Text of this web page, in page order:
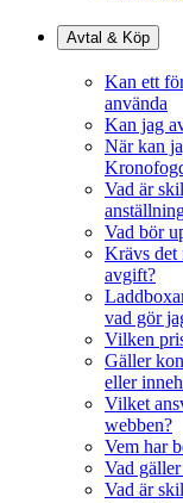
Avtal & Köp
Kan ett
använda
Kan jag
När kan
Vad är
Vad bör
Krävs det
avgift?
vad gör
Vilken
Gäller
eller
Vilket
webben?
Vem har
Vad
Vad är